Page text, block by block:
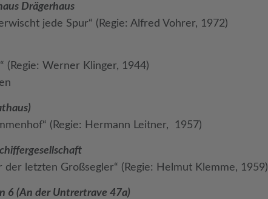
Drägerhaus
jede Spur“ (Regie: Alfred Vohrer, 1972)
(Regie: Werner Klinger, 1944)
(Regie: Hermann Leitner, 1957)
der letzten Großsegler“ (Regie: Helmut Klemme, 1959)
6 (An der Untrertrave 47a)